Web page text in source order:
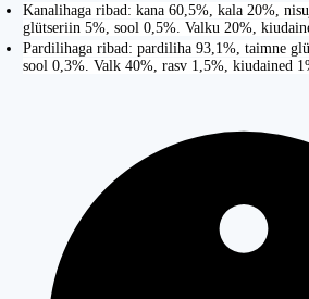
Kanalihaga ribad: kana 60,5%, kala 20%,
glütseriin 5%, sool 0,5%. Valku 20%,
Pardilihaga ribad: pardiliha 93,1%, taimne
sool 0,3%. Valk 40%, rasv 1,5%, kiudained